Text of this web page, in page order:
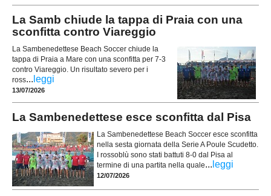
La Samb chiude la tappa di Praia con una
sconfitta contro Viareggio
La Sambenedettese Beach Soccer chiude la
tappa di Praia a Mare con una sconfitta per 7-3
contro Viareggio. Un risultato severo per i
ross... leggi
13/07/2026
La Sambenedettese esce sconfitta dal Pisa
La Sambenedettese Beach Soccer esce sconfitta
nella sesta giornata della Serie A Poule Scudetto.
I rossoblù sono stati battuti 8-0 dal Pisa al
termine di una partita nella quale... leggi
12/07/2026